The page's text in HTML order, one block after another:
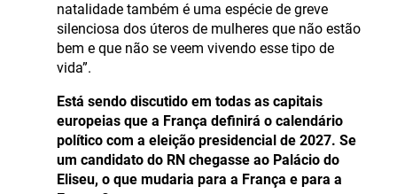
natalidade também é uma espécie de greve
silenciosa dos úteros de mulheres que não estão
bem e que não se veem vivendo esse tipo de
vida”.
Está sendo discutido em todas as capitais
europeias que a França definirá o calendário
político com a eleição presidencial de 2027. Se
um candidato do RN chegasse ao Palácio do
Eliseu, o que mudaria para a França e para a